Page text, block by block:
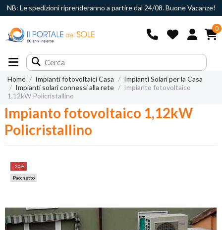
NB: Le spedizioni riprenderanno a partire dal 24/08. Buone Vacanze!
0
Home Impianti fotovoltaici Casa
Impianti Solari per la Casa
Impianti solari connessi alla rete
Impianto fotovoltaico
1,12kW Policristallino
Impianto fotovoltaico 1,12kW
Policristallino
-20%
Pacchetto